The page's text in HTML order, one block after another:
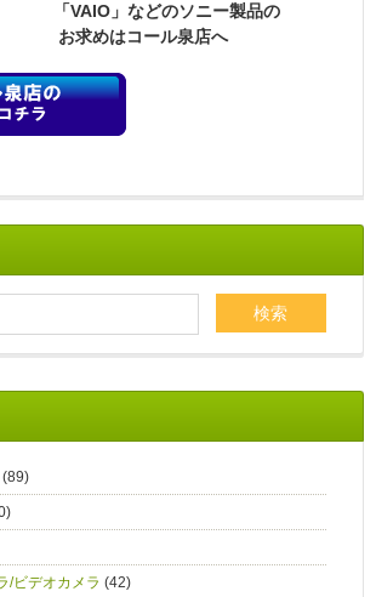
などのソニー製品の
コール泉店へ
(89)
/ビデオカメラ (42)